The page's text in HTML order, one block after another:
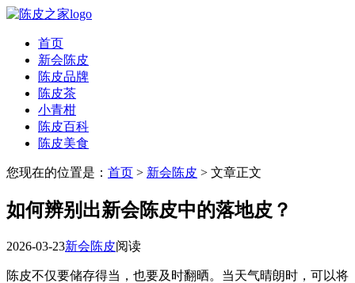
首页
新会陈皮
陈皮品牌
陈皮茶
小青柑
陈皮百科
陈皮美食
您现在的位置是： 首页 > 新会陈皮 > 文章正文
如何辨别出新会陈皮中的落地皮？
2026-03-23新会陈皮阅读
陈皮不仅要储存得当，也要及时翻晒。当天气晴朗时，可以将